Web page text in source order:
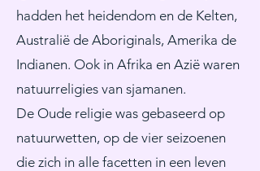
hadden het heidendom en de Kelten,
Australië de Aboriginals, Amerika de
Indianen. Ook in Afrika en Azië waren
natuurreligies van sjamanen.
De Oude religie was gebaseerd op
natuurwetten, op de vier seizoenen
die zich in alle facetten in een leven